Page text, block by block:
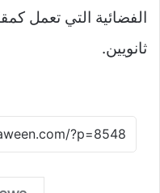
الفضائية التي تعمل
ثانويين.